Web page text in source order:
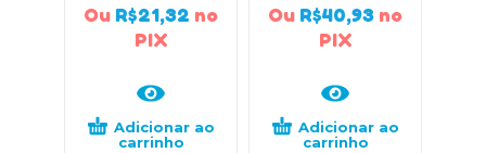
Ou R$21,32 no
PIX
Adicionar ao
carrinho
Ou R$40,93 no
PIX
Adicionar ao
carrinho